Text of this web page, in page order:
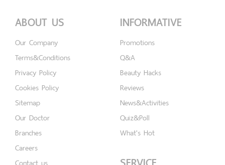
ABOUT US
Our Company
Terms&Conditions
Privacy Policy
Cookies Policy
Sitemap
Our Doctor
Branches
Careers
INFORMATIVE
Promotions
Q&A
Beauty Hacks
Reviews
News&Activities
Quiz&Poll
What's Hot